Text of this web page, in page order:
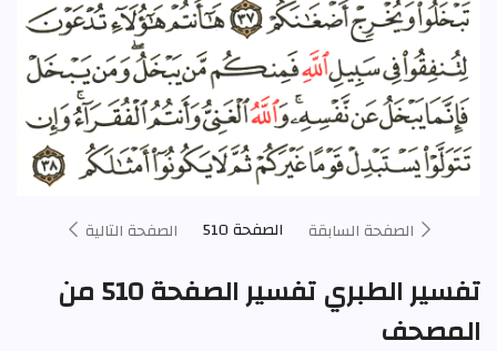
الصفحة السابقة الصفحة 510 الصفحة التالية
تفسير الطبري تفسير الصفحة 510 من
المصحف